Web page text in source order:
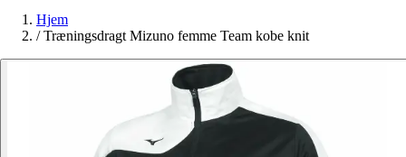
Hjem
/ Træningsdragt Mizuno femme Team kobe knit